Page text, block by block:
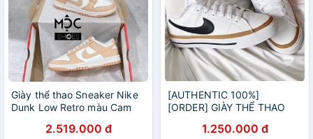
Giày thể thao Sneaker Nike
Dunk Low Retro màu Cam
2.519.000 đ
[AUTHENTIC 100%]
[ORDER] GIÀY THỂ THAO
CHÍNH HÃNG SALE
1.250.000 đ